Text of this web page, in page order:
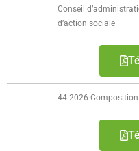
- - Conseil Municipal Enfants
- - Conseil Municipal Jeunes
- - Recrutement
- - Maison de la Petite
Conseil
d’action sociale
44-2026 Composition